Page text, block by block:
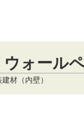
ォール
材（内壁）